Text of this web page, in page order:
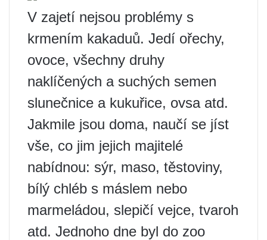
V zajetí nejsou problémy s
krmením kakaduů. Jedí ořechy,
ovoce, všechny druhy
naklíčených a suchých semen
slunečnice a kukuřice, ovsa atd.
Jakmile jsou doma, naučí se jíst
vše, co jim jejich majitelé
nabídnou: sýr, maso, těstoviny,
bílý chléb s máslem nebo
marmeládou, slepičí vejce, tvaroh
atd. Jednoho dne byl do zoo